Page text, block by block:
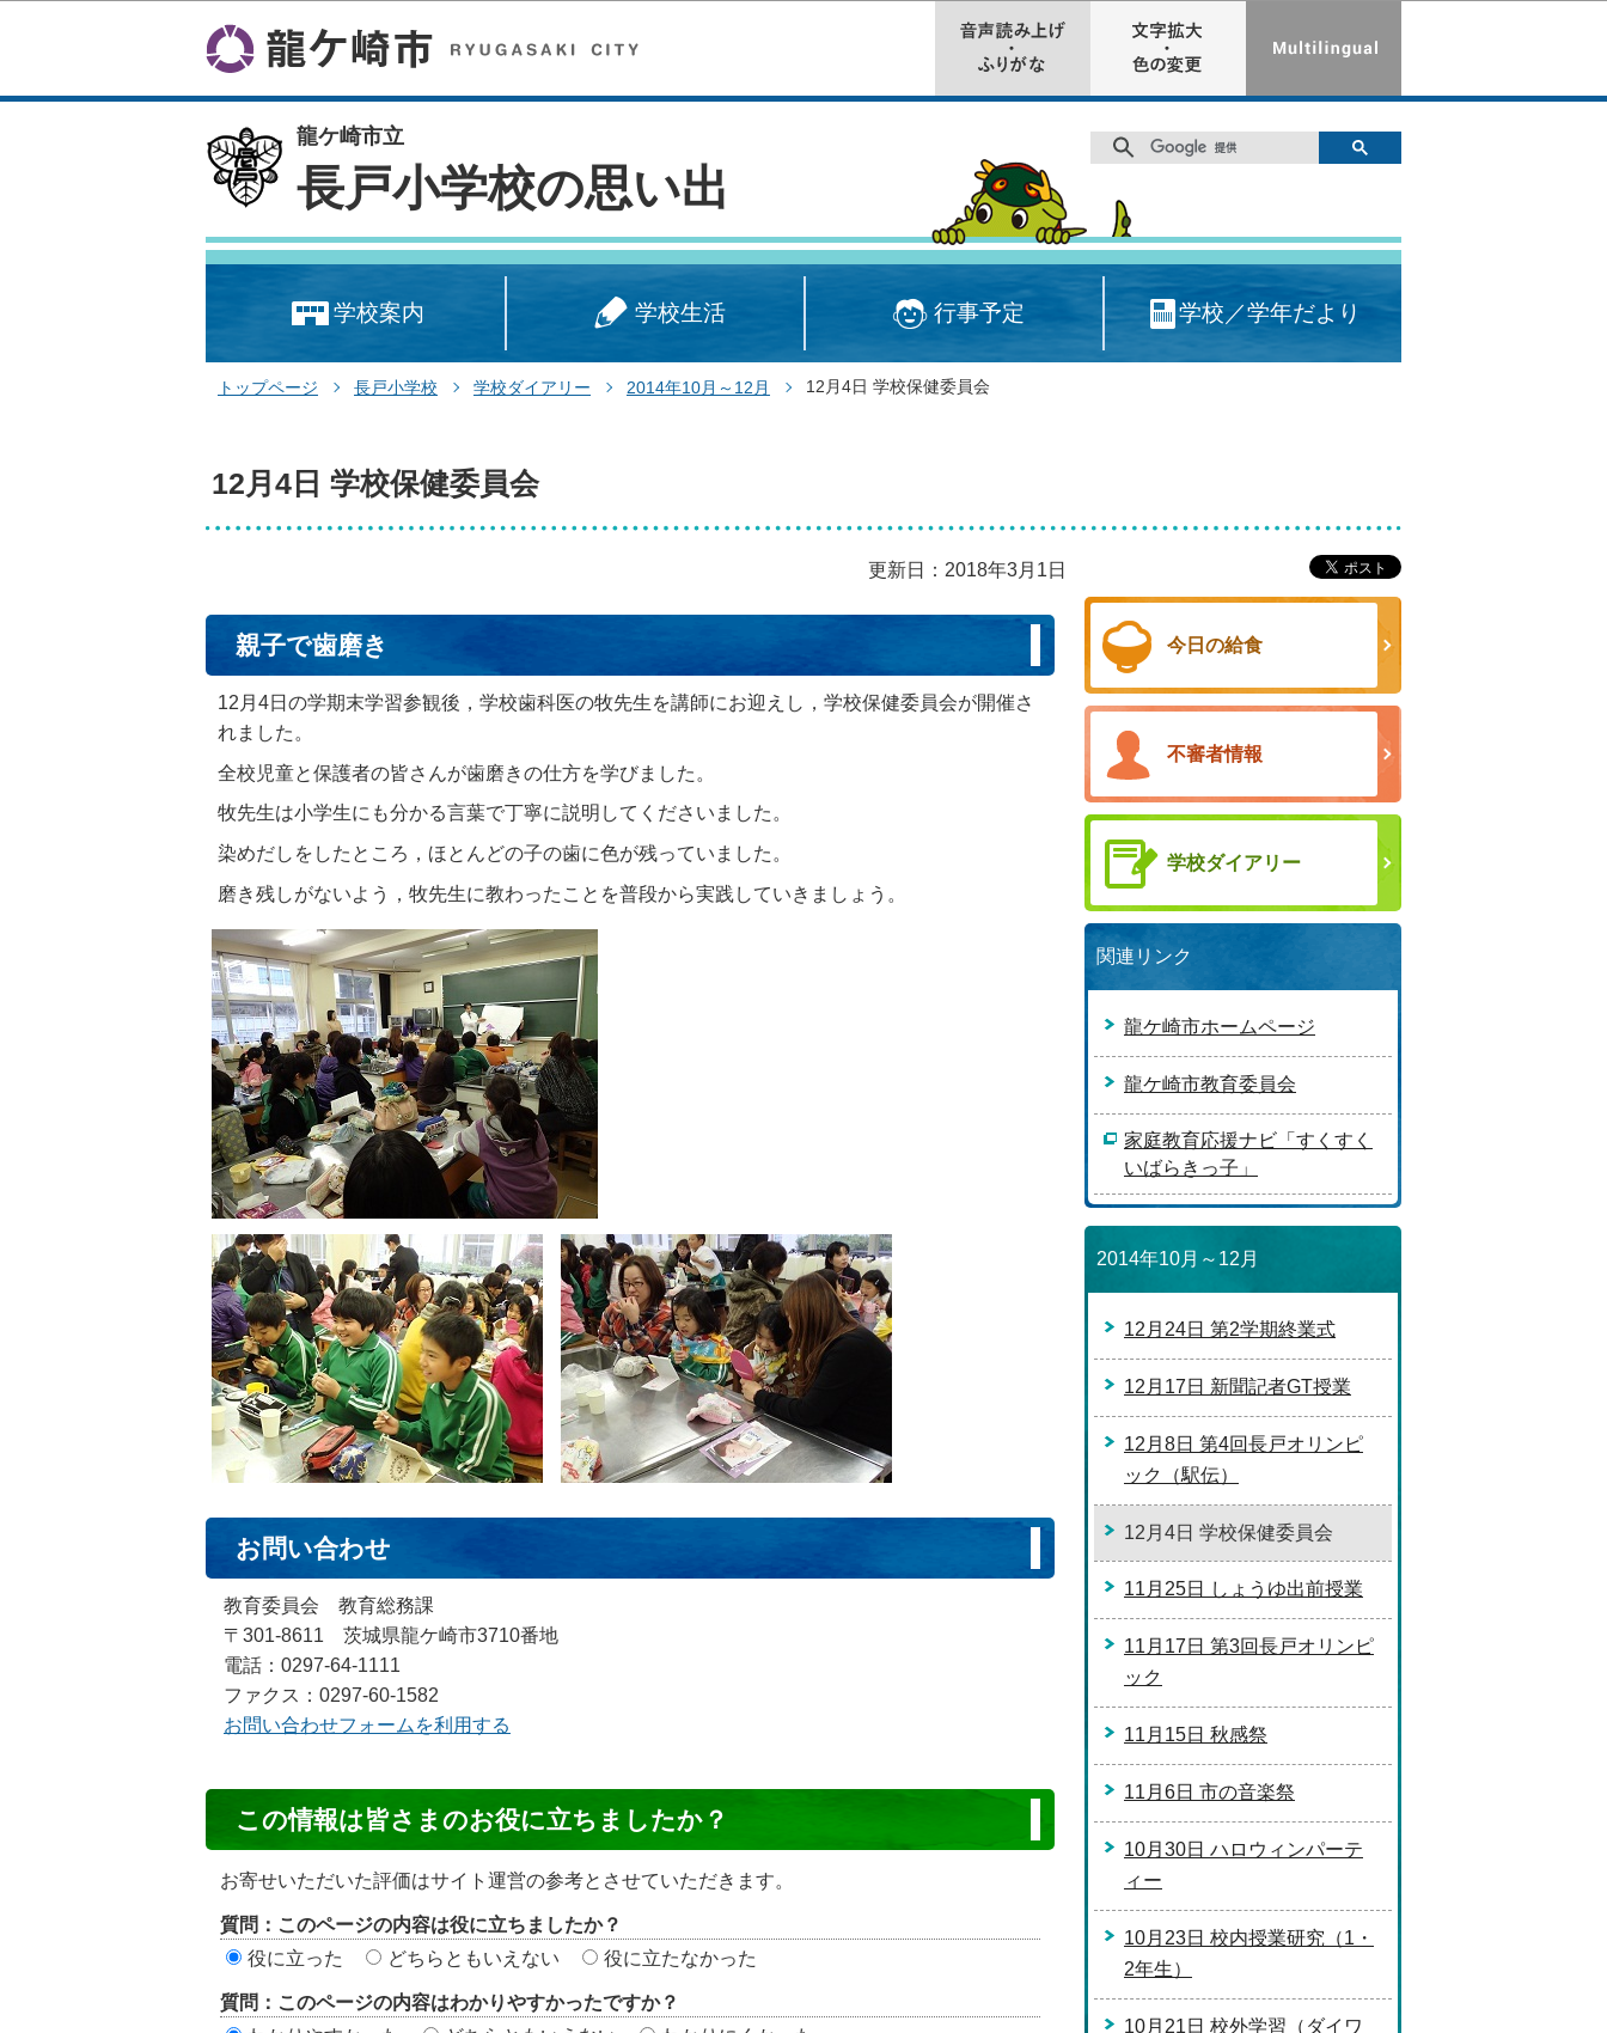
龍ケ崎市立
長戸小学校の思い出
学校案内 学校生活 行事予定 学校／学年だより
トップページ 長戸小学校 学校ダイアリー 2014年10月～12月 12月4日 学校保健委員会
12月4日 学校保健委員会
更新日：2018年3月1日
親子で歯磨き
12月4日の学期末学習参観後，学校歯科医の牧先生を講師にお迎えし，学校保健委員会が開催さ
れました。
全校児童と保護者の皆さんが歯磨きの仕方を学びました。
牧先生は小学生にも分かる言葉で丁寧に説明してくださいました。
染めだしをしたところ，ほとんどの子の歯に色が残っていました。
磨き残しがないよう，牧先生に教わったことを普段から実践していきましょう。
お問い合わせ
教育委員会 教育総務課
〒301-8611 茨城県龍ケ崎市3710番地
電話：0297-64-1111
ファクス：0297-60-1582
お問い合わせフォームを利用する
ン
テ
ン
ツ
価
この情報は皆さまのお役に立ちましたか？
お寄せいただいた評価はサイト運営の参考とさせていただきます。
質問：このページの内容は役に立ちましたか？
役に立った
どちらともいえない 役に立たなかった
質問：このページの内容はわかりやすかったですか？
今日の給食
不審者情報
学校ダイアリー
関連リンク
龍ケ崎市ホームページ
龍ケ崎市教育委員会
家庭教育応援ナビ「すくすく
いばらきっ子」
2014年10月～12月
12月24日 第2学期終業式
12月17日 新聞記者GT授業
12月8日 第4回長戸オリンピ
ック（駅伝）
12月4日 学校保健委員会
11月25日 しょうゆ出前授業
11月17日 第3回長戸オリンピ
ック
11月15日 秋感祭
11月6日 市の音楽祭
10月30日 ハロウィンパーテ
ィー
10月23日 校内授業研究（1・
2年生）
10月21日 校外学習（ダイワ